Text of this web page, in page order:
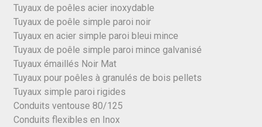
Tuyaux de poêles acier inoxydable
Tuyaux de poêle simple paroi noir
Tuyaux en acier simple paroi bleui mince
Tuyaux de poêle simple paroi mince galvanisé
Tuyaux émaillés Noir Mat
Tuyaux pour poêles à granulés de bois pellets
Tuyaux simple paroi rigides
Conduits ventouse 80/125
Conduits flexibles en Inox